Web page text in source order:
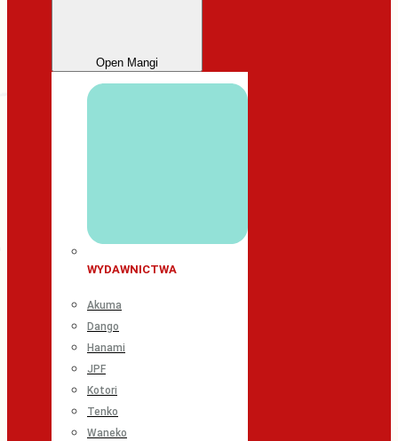
Open Mangi
WYDAWNICTWA
Akuma
Dango
Hanami
JPF
Kotori
Tenko
Waneko